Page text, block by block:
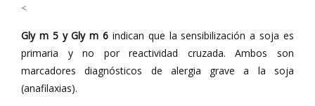
<
Gly m 5 y Gly m 6 indican que la sensibilización a soja es
primaria y no por reactividad cruzada. Ambos son
marcadores diagnósticos de alergia grave a la soja
(anafilaxias).